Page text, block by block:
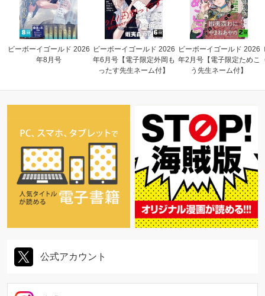
ビーボーイゴールド 2026
年8月号
ビーボーイゴールド 2026
年6月号【電子限定外岡も
ったす先生ネーム付】
ビーボーイゴールド 2026
年2月号【電子限定ためこ
う先生ネーム付】
公式アカウント